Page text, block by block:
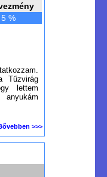
5 %
Tűzvirág
lettem
anyukám
>>>